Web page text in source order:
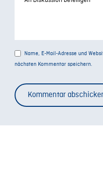
Name, E-Mail-Adresse und
nächsten Kommentar speichern.